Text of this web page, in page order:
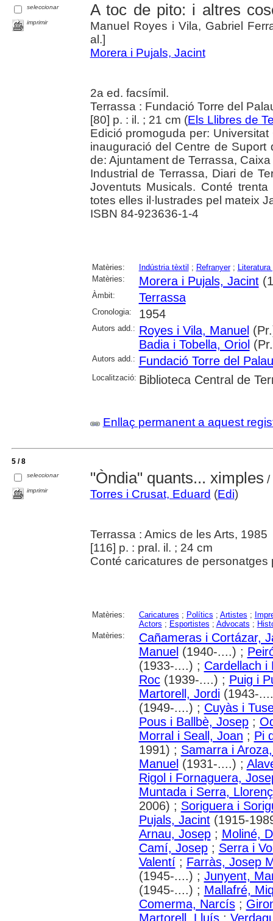
seleccionar
imprimir
A toc de pito: i altres
Manuel Royes i Vila, Gabriel
al.]
Morera i Pujals, Jacint
2a ed. facsímil.
Terrassa : Fundació Torre del
[80] p. : il. ; 21 cm (Els Llibres de
Edició promoguda per:
inauguració del Centre de Suport
de: Ajuntament de Terrassa,
Industrial de Terrassa, Diari de
Joventuts Musicals. Conté
totes elles il·lustrades pel mateix
ISBN 84-923636-1-4
Matèries: Indústria tèxtil ; Refranyer; Literatura
Matèries:
Morera i Pujals, Jacint
Àmbit: Terrassa
Cronologia: 1954
Autors add.: Royes i Vila, Manuel
Badia i Tobella, Oriol
Autors add.: Fundació Torre del Palau
Localització: Biblioteca Central de
Enllaç permanent a aquest
5 / 8
seleccionar
imprimir
"Òndia" quants... ximples /
Torres i Crusat, Eduard (Edi)
Terrassa : Amics de les Arts, 1985
[116] p. : pral. il. ; 24 cm
Conté caricatures de personatges
Matèries: Caricatures ; Polítics ; Artistes ;
Actors ; Esportistes ; Advocats ;
Matèries:
Cañameras i Cortázar,
Manuel (1940-....) ;
(1933-....) ; Cardellach i
Roc(1939-....) ; Puig i
Martorell, Jordi(1943-
(1949-....) ; Cuyàs i
Pous i Ballbè, Josep;
Morral i Seall, Joan ; Pi
1991) ; Samarra i
Manuel (1931-....) ;
Rigol i Fornaguera,
Muntada i Serra, Llorenç
2006) ; Soriguera i
Pujals, Jacint(1915-
Arnau, Josep; Moliné,
Camí, Josep; Serra i
Valentí; Farràs, Josep
(1945-....) ; Junyent,
(1945-....) ; Mallafré,
Comerma, Narcís;
Martorell, Lluís;